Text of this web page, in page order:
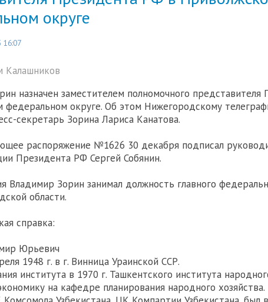
округе
16:07
Калашников
назначен заместителем полномочного
федеральном округе. Об этом Нижегородскому
секретарь Зорина Лариса Канатова.
распоряжение №1626 30 декабря подписал
Президента РФ Сергей Собянин.
Владимир Зорин занимал должность главного
области.
справка:
Юрьевич
1948 г. в г. Винница Ураинской ССР.
института в 1970 г. Ташкентского института
на кафедре планирования народного хозяйства.